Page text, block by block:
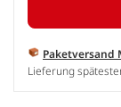
Paketversand
Lieferung